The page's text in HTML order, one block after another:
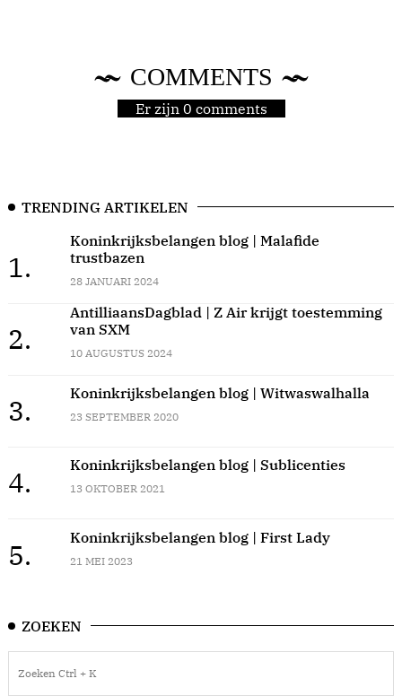
COMMENTS
Er zijn 0 comments
TRENDING ARTIKELEN
1.
Koninkrijksbelangen blog | Malafide
trustbazen
28 JANUARI 2024
2.
AntilliaansDagblad | Z Air krijgt toestemming
van SXM
10 AUGUSTUS 2024
3.
Koninkrijksbelangen blog | Witwaswalhalla
23 SEPTEMBER 2020
4.
Koninkrijksbelangen blog | Sublicenties
13 OKTOBER 2021
5.
Koninkrijksbelangen blog | First Lady
21 MEI 2023
ZOEKEN